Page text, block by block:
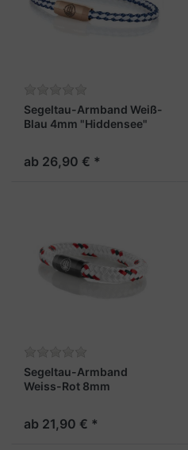
Segeltau-Armband Weiß-
Blau 4mm "Hiddensee"
ab 26,90 € *
Segeltau-Armband
Weiss-Rot 8mm
ab 21,90 € *